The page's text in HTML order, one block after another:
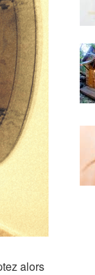
alors